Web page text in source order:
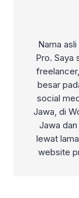
Nama
Pro. Saya
besar
social
Jawa, di
Jawa
lewat
website